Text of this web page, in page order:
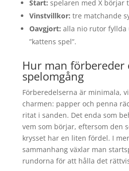
Start: spelaren med X börjar
Vinstvillkor: tre matchande
Oavgjort: alla nio rutor fyllda
”kattens spel”.
Hur man förbereder
spelomgång
Förberedelserna är minimala,
charmen: papper och penna
ritat i sanden. Det enda som
vem som börjar, eftersom den
krysset har en liten fördel. I
sammanhang växlar man
rundorna för att hålla det